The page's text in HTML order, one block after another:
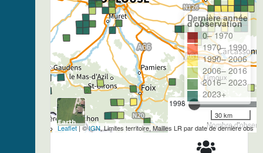
1998
Nombre
Dernière année
d'observation
0– 1970
1970– 1990
1990– 2006
2006– 2016
2016– 2023
2023+
30 km
Leaflet| ©IGN, Limites territoire, Mailles LR par date de dernière obs